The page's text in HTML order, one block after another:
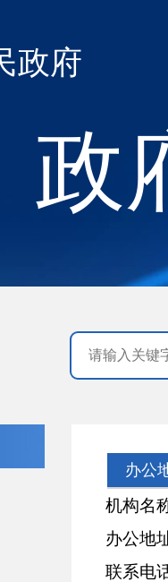
政
政府
办公
机构名
办公地
联系电